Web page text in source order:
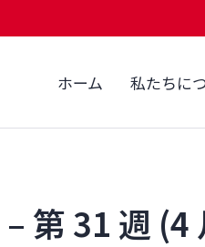
ホーム 私たちに
第 31 週 (4